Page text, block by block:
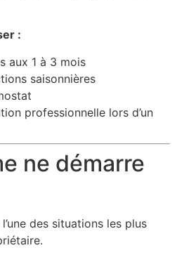
:
aux 1 à 3 mois
saisonnières
professionnelle lors d’un
ne démarre
des situations les plus